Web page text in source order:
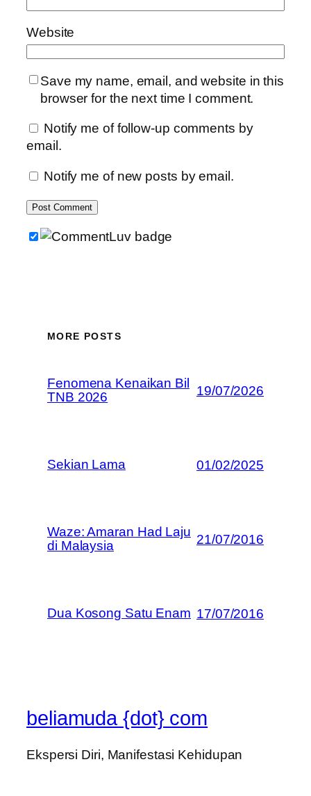
Website
Save my name, email, and website in this
browser for the next time I comment.
Notify me of follow-up comments by
email.
Notify me of new posts by email.
MORE POSTS
Fenomena Kenaikan Bil
TNB 2026
19/07/2026
Sekian Lama 01/02/2025
Waze: Amaran Had Laju
di Malaysia
21/07/2016
Dua Kosong Satu Enam 17/07/2016
beliamuda {dot} com
Ekspersi Diri, Manifestasi Kehidupan